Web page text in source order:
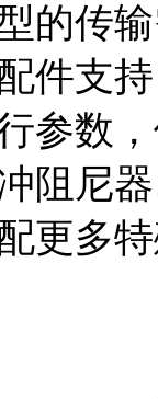
的传
件支
参数
阻尼
更多